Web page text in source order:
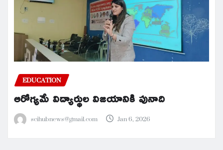
EDUCATION
ఆరోగ్యమే విద్యార్థుల విజయానికి పునాది
scihubnews@gmail.com Jan 6, 2026